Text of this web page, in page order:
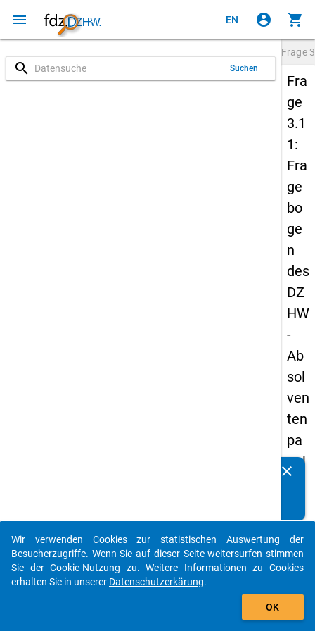
menu EN account_circle shopping_cart
search Suchen
Frage
Fra
ge
3.1
1:
Fra
ge
bo
ge
n
des
DZ
HW
-
Ab
sol
ven
ten
pa
nel
89
-
ers
clear
auto_stories
add_shopping_cart
Wir verwenden Cookies zur statistischen Auswertung der
Besucherzugriffe. Wenn Sie auf dieser Seite weitersurfen stimmen
Sie der Cookie-Nutzung zu. Weitere Informationen zu Cookies
erhalten Sie in unserer Datenschutzerkärung.
OK